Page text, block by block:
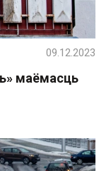
маёмасць
09.12.2023